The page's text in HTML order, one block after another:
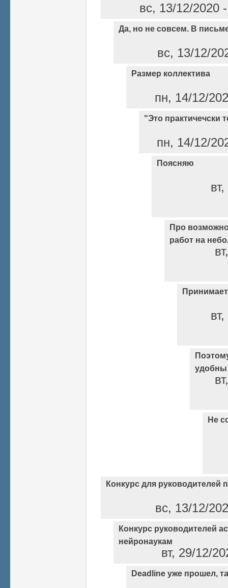
вс, 13/12/2020
Да, но не совсем. В
вс, 13/12/
Размер коллектива
пн, 14/12/
"Это практичечски
пн, 14/12/
Поясняю
Про
работ на
удобны
Не
Конкурс для руководителей
вс, 13/12/
Конкурс руководителей
нейронаукам
вт, 29/12/
Deadline уже прошел,